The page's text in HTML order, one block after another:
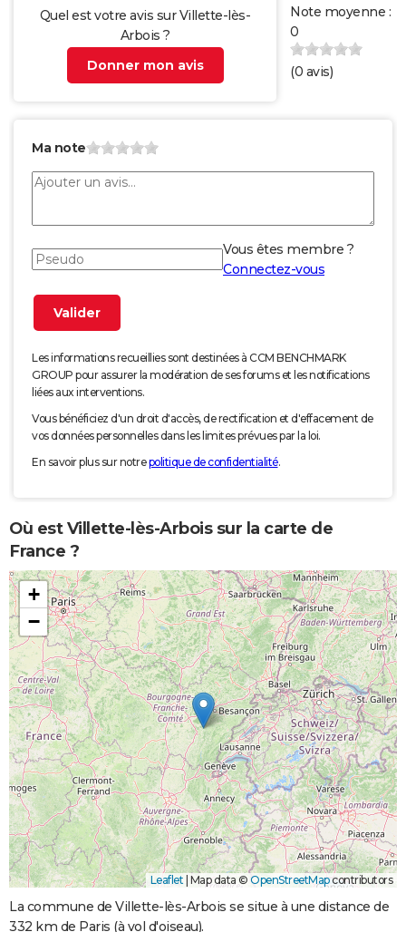
Quel est votre avis sur Villette-lès-
Arbois ?
Donner mon avis
Note moyenne :
0
(0 avis)
Ma note
Vous êtes membre ?
Connectez-vous
Les informations recueillies sont destinées à CCM BENCHMARK
GROUP pour assurer la modération de ses forums et les notifications
liées aux interventions.
Vous bénéficiez d'un droit d'accès, de rectification et d'effacement de
vos données personnelles dans les limites prévues par la loi.
En savoir plus sur notrepolitique de confidentialité.
Où est Villette-lès-Arbois sur la carte de
France ?
+
−
Leaflet Map data © OpenStreetMapcontributors
La commune de Villette-lès-Arbois se situe à une distance de
332 km de Paris (à vol d'oiseau).